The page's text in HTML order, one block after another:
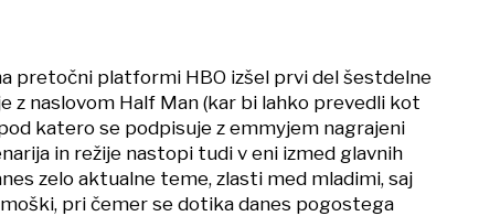
pretočni platformi HBO izšel prvi del šestdelne
z naslovom Half Man (kar bi lahko prevedli kot
katero se podpisuje z emmyjem nagrajeni
in režije nastopi tudi v eni izmed glavnih
zelo aktualne teme, zlasti med mladimi, saj
pri čemer se dotika danes pogostega